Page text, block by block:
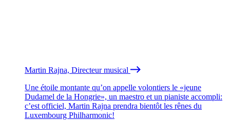
Martin Rajna, Directeur musical
Une étoile montante qu’on appelle volontiers le «jeune
Dudamel de la Hongrie», un maestro et un pianiste accompli:
c’est officiel, Martin Rajna prendra bientôt les rênes du
Luxembourg Philharmonic!